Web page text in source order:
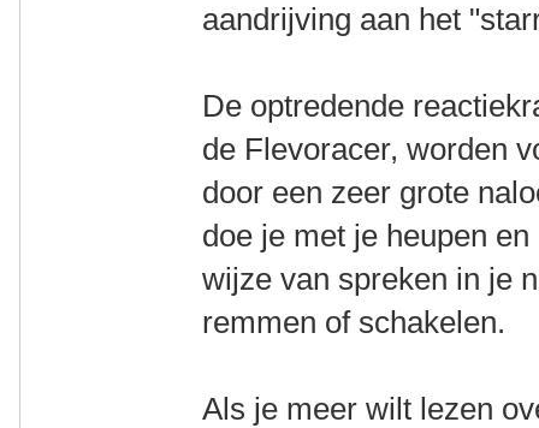
aandrijving aan het
De optredende
de Flevoracer, worden
door een zeer grote
doe je met je heupen
wijze van spreken in je
remmen of schakelen.
Als je meer wilt lezen